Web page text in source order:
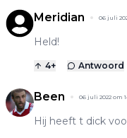
Meridian 06 juli
Held!
4+ Antwoord
Been 06 juli 2022 om
Hij heeft t dick